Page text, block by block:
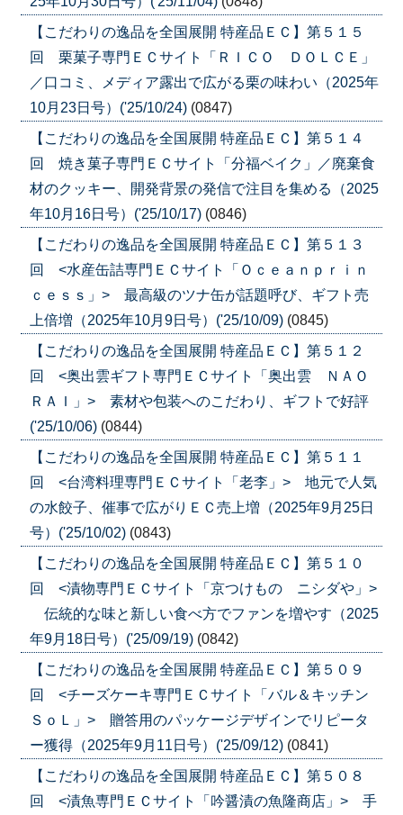
【こだわりの逸品を全国展開 特産品ＥＣ】第５１５
回 栗菓子専門ＥＣサイト「ＲＩＣＯ ＤＯＬＣＥ」
／口コミ、メディア露出で広がる栗の味わい（2025年
10月23日号）('25/10/24) (0847)
【こだわりの逸品を全国展開 特産品ＥＣ】第５１４
回 焼き菓子専門ＥＣサイト「分福ベイク」／廃棄食
材のクッキー、開発背景の発信で注目を集める（2025
年10月16日号）('25/10/17) (0846)
【こだわりの逸品を全国展開 特産品ＥＣ】第５１３
回 <水産缶詰専門ＥＣサイト「Ｏｃｅａｎｐｒｉｎ
ｃｅｓｓ」> 最高級のツナ缶が話題呼び、ギフト売
上倍増（2025年10月9日号）('25/10/09) (0845)
【こだわりの逸品を全国展開 特産品ＥＣ】第５１２
回 <奥出雲ギフト専門ＥＣサイト「奥出雲 ＮＡＯ
ＲＡＩ」> 素材や包装へのこだわり、ギフトで好評
('25/10/06) (0844)
【こだわりの逸品を全国展開 特産品ＥＣ】第５１１
回 <台湾料理専門ＥＣサイト「老李」> 地元で人気
の水餃子、催事で広がりＥＣ売上増（2025年9月25日
号）('25/10/02) (0843)
【こだわりの逸品を全国展開 特産品ＥＣ】第５１０
回 <漬物専門ＥＣサイト「京つけもの ニシダや」>
伝統的な味と新しい食べ方でファンを増やす（2025
年9月18日号）('25/09/19) (0842)
【こだわりの逸品を全国展開 特産品ＥＣ】第５０９
回 <チーズケーキ専門ＥＣサイト「バル＆キッチン
ＳｏＬ」> 贈答用のパッケージデザインでリピータ
ー獲得（2025年9月11日号）('25/09/12) (0841)
【こだわりの逸品を全国展開 特産品ＥＣ】第５０８
回 <漬魚専門ＥＣサイト「吟醤漬の魚隆商店」> 手